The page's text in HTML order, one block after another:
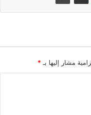
مشار إليها بـ*